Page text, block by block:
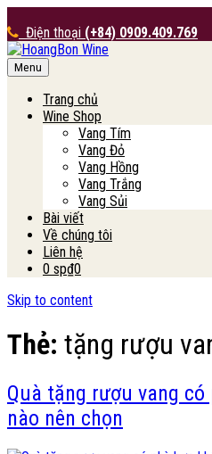
Điện thoại (+84) 0909.409.769
HoangBon Wine
Menu
Trang chủ
Wine Shop
Vang Tím
Vang Đỏ
Vang Hồng
Vang Trắng
Vang Sủi
Bài viết
Về chúng tôi
Liên hệ
0 sp₫0
Skip to content
Thẻ: tặng rượu
Quà tặng rượu vang có
nào nên chọn